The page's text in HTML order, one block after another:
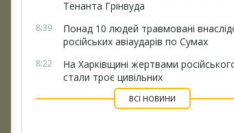
Тенанта Грінвуда
8:39
Понад 10 людей травмовані
російських авіаударів по Сумах
8:22
На Харківщині жертвами
стали троє цивільних
ВСІ НОВИНИ